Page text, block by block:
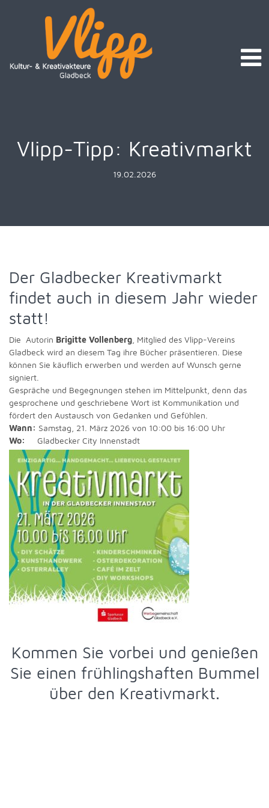
Vlipp-Tipp: Kreativmarkt
19.02.2026
Der Gladbecker Kreativmarkt
findet auch in diesem Jahr wieder
statt!
Die Autorin Brigitte Vollenberg , Mitglied des Vlipp-Vereins
Gladbeck wird an diesem Tag ihre Bücher präsentieren. Diese
können Sie käuflich erwerben und werden auf Wunsch gerne
signiert.
Gespräche und Begegnungen stehen im Mittelpunkt, denn das
gesprochene und geschriebene Wort ist Kommunikation und
fördert den Austausch von Gedanken und Gefühlen.
Wann: Samstag, 21. März 2026 von 10:00 bis 16:00 Uhr
Wo: Gladbecker City Innenstadt
Kommen Sie vorbei und genießen
Sie einen frühlingshaften Bummel
über den Kreativmarkt.